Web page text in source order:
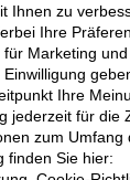
Ihnen zu
Ihre
Marketing und
Ihre
jederzeit für die
zum Umfang
finden Sie hier: